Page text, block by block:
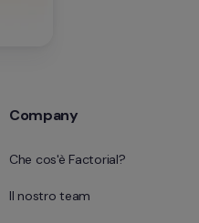
Company
Che cos'è Factorial?
Il nostro team